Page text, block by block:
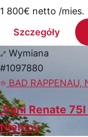
1 800€ netto /mies.
Szczegóły
Wymiana
#1097880
BAD RAPPENAU,
.Pani Renate
Niemcy